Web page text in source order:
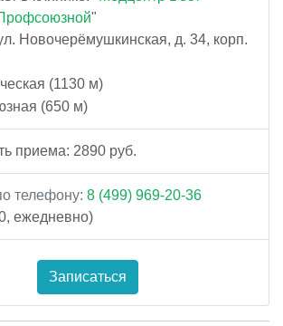
"
Новочерёмушкинская, д. 34, корп.
(1130 м)
(650 м)
приема: 2890 руб.
телефону: 8 (499) 969-20-36
ежедневно)
Записаться